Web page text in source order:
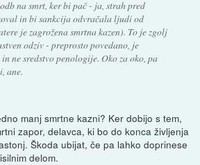
na smrt, ker bi pač - ja, strah pred
in bi sankcija odvračala ljudi od
je zagrožena smrtna kazen). To je zgolj
odziv - preprosto povedano, je
ne sredstvo penologije. Oko za oko, pa
ane.
manj smrtne kazni? Ker dobijo s tem,
zapor, delavca, ki bo do konca življenja
Škoda ubijat, če pa lahko doprinese
delom.